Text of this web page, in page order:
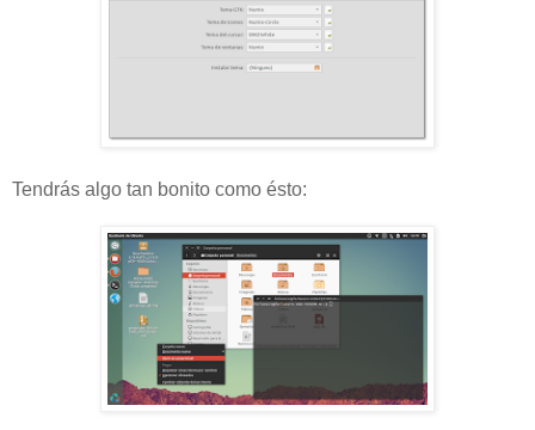
Tendrás algo tan bonito como ésto: